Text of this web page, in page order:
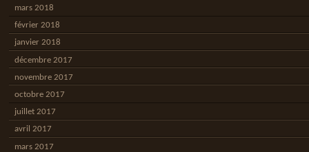
mars 2018
février 2018
janvier 2018
décembre 2017
novembre 2017
octobre 2017
juillet 2017
avril 2017
mars 2017